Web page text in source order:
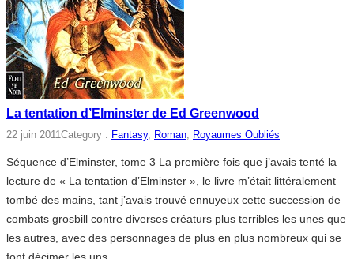
La tentation d’Elminster de Ed Greenwood
22 juin 2011Category : Fantasy, Roman, Royaumes Oubliés
Séquence d’Elminster, tome 3 La première fois que j’avais tenté la
lecture de « La tentation d’Elminster », le livre m’était littéralement
tombé des mains, tant j’avais trouvé ennuyeux cette succession de
combats grosbill contre diverses créaturs plus terribles les unes que
les autres, avec des personnages de plus en plus nombreux qui se
font décimer les uns…